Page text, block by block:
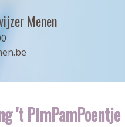
Menen
't PimPamPoentje